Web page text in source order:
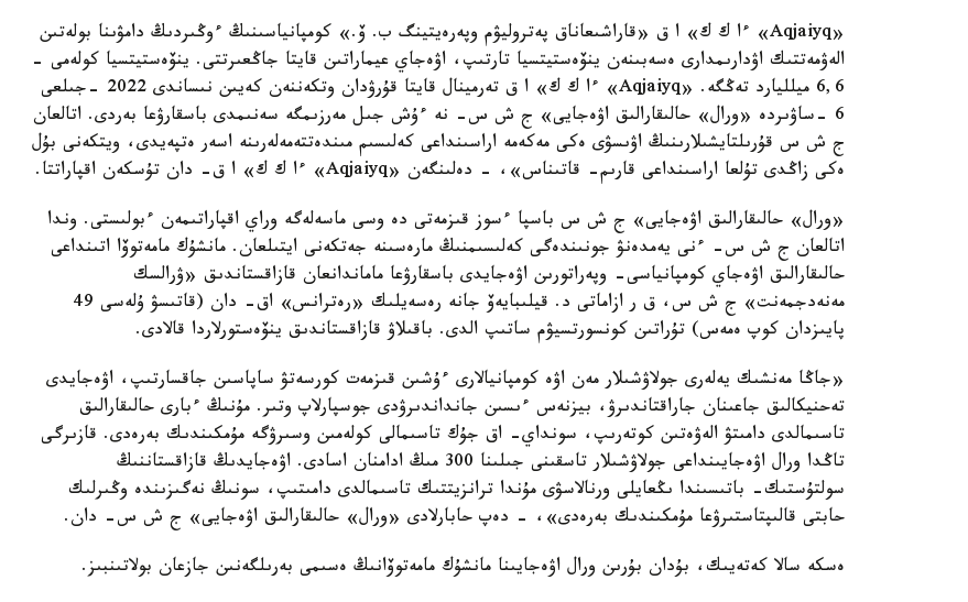
«Aqjaiyq» ءا ك ك» ا ق «قاراشىعاناق پەتروليۋم وپەرەيتينگ ب. ۆ.» كومپانياسىنىڭ ءوڭىردىڭ دامۋىنا بولەتىن
الەۋمەتتىك اۋدارىمدارى ەسەبىنەن ينۆەستيتسيا تارتىپ، اۋەجاي عيماراتىن قايتا جاڭعىرتتى. ينۆەستيتسيا كولەمى -
6,6 ميلليارد تەڭگە. «Aqjaiyq» ءا ك ك» ا ق تەرمينال قايتا قۇرۋدان وتكەننەن كەيىن نىساندى 2022 -جىلعى
6 -ساۋىردە «ورال» حالىقارالىق اۋەجايى» ج ش س- نە ءۇش جىل مەرزىمگە سەنىمدى باسقارۋعا بەردى. اتالعان
ج ش س قۇرىلتايشىلارىنىڭ اۋىسۋى ەكى مەكەمە اراسىنداعى كەلىسىم مىندەتتەمەلەرىنە اسەر ەتپەيدى، ويتكەنى بۇل
ەكى زاڭدى تۇلعا اراسىنداعى قارىم- قاتىناس»، - دەلىنگەن «Aqjaiyq» ءا ك ك» ا ق- دان تۇسكەن اقپاراتتا.
«ورال» حالىقارالىق اۋەجايى» ج ش س باسپا ءسوز قىزمەتى دە وسى ماسەلەگە وراي اقپاراتىمەن ءبولىستى. وندا
اتالعان ج ش س- ءنى يەمدەنۋ جونىندەگى كەلىسىمنىڭ مارەسىنە جەتكەنى ايتىلعان. مانشۇك مامەتوۆا اتىنداعى
حالىقارالىق اۋەجاي كومپانياسى- وپەراتورىن اۋەجايدى باسقارۋعا ماماندانعان قازاقستاندىق «ۋرالسك
مەنەدجمەنت» ج ش س، ق ر ازاماتى د. قيلىبايەۆ جانە رەسەيلىك «رەترانس» اق- دان (قاتىسۋ ۇلەسى 49
پايىزدان كوپ ەمەس) تۇراتىن كونسورتسيۋم ساتىپ الدى. باقىلاۋ قازاقستاندىق ينۆەستورلاردا قالادى.
«جاڭا مەنشىك يەلەرى جولاۋشىلار مەن اۋە كومپانيالارى ءۇشىن قىزمەت كورسەتۋ ساپاسىن جاقسارتىپ، اۋەجايدى
تەحنيكالىق جاعىنان جاراقتاندىرۋ، بيزنەس ءىسىن جانداندىرۋدى جوسپارلاپ وتىر. مۇنىڭ ءبارى حالىقارالىق
تاسىمالدى دامىتۋ الەۋەتىن كوتەرىپ، سونداي- اق جۇك تاسىمالى كولەمىن وسىرۋگە مۇمكىندىك بەرەدى. قازىرگى
تاڭدا ورال اۋەجايىنداعى جولاۋشىلار تاسقىنى جىلىنا 300 مىڭ ادامنان اسادى. اۋەجايدىڭ قازاقستاننىڭ
سولتۇستىك- باتىسىندا ىڭعايلى ورنالاسۋى مۇندا ترانزيتتىك تاسىمالدى دامىتىپ، سونىڭ نەگىزىندە وڭىرلىك
حابتى قالىپتاستىرۋعا مۇمكىندىك بەرەدى»، - دەپ حابارلادى «ورال» حالىقارالىق اۋەجايى» ج ش س- دان.
ەسكە سالا كەتەيىك، بۇدان بۇرىن ورال اۋەجايىنا مانشۇك مامەتوۆانىڭ ەسىمى بەرىلگەنىن جازعان بولاتىنبىز.